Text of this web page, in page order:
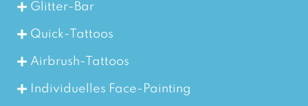
Glitter-Bar
Quick-Tattoos
Airbrush-Tattoos
Individuelles Face-Painting